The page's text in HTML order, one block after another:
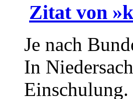
Zitat von
Je nach
In
Einschulung.